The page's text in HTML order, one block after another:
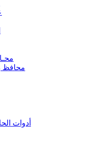
محافظ
أدوات